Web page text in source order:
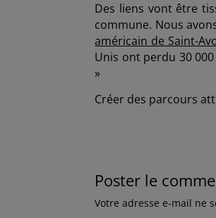
Des liens vont être
commune. Nous
américain de Saint-
Unis ont perdu 30
»
Créer des parcours
Poster le
Votre adresse e-mail ne